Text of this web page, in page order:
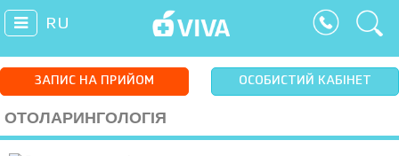
RU
ЗАПИС НА ПРИЙОМ ОСОБИСТИЙ КАБІНЕТ
ОТОЛАРИНГОЛОГІЯ